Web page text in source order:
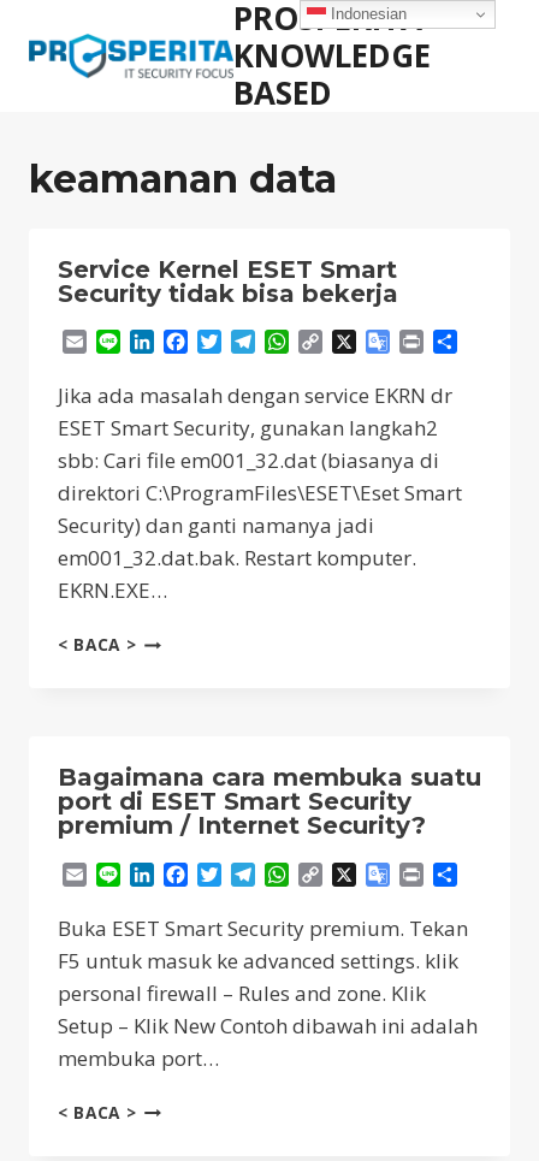
PROSPERITA
KNOWLEDGE
BASED
keamanan data
Service Kernel ESET Smart
Security tidak bisa bekerja
EmailLine LinkedInFacebook
TwitterTelegram
WhatsApp
Copy
Google
Print
Jika ada masalah dengan service EKRN dr
ESET Smart Security, gunakan langkah2
sbb: Cari file em001_32.dat (biasanya di
direktori C:\ProgramFiles\ESET\Eset Smart
Security) dan ganti namanya jadi
em001_32.dat.bak. Restart komputer.
EKRN.EXE…
< BACA >SERVICE
BISA
BEKERJA
Bagaimana cara membuka suatu
port di ESET Smart Security
premium / Internet Security?
EmailLine LinkedInFacebook
TwitterTelegram
WhatsApp
Copy
Google
Print
Buka ESET Smart Security premium. Tekan
F5 untuk masuk ke advanced settings. klik
personal firewall – Rules and zone. Klik
Setup – Klik New Contoh dibawah ini adalah
membuka port…
< BACA >BAGAIMANA
Indonesian